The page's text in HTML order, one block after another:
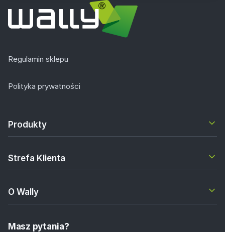
Regulamin sklepu
Polityka prywatności
Produkty
Strefa Klienta
O Wally
Masz pytania?